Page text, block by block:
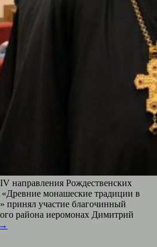
направления Рождественских
«Древние монашеские традиции в
принял участие благочинный
района иеромонах Димитрий
→